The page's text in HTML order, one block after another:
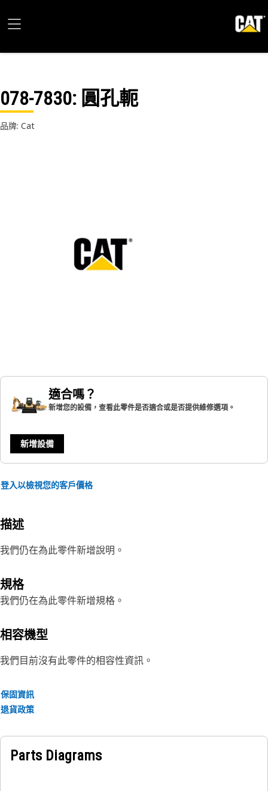
078-7830: 圓孔軛
品牌: Cat
適合嗎？
新增您的設備，查看此零件是否適合或是否提供維修選項。
新增設備
登入以檢視您的客戶價格
描述
我們仍在為此零件新增說明。
規格
我們仍在為此零件新增規格。
相容機型
我們目前沒有此零件的相容性資訊。
保固資訊
退貨政策
Parts Diagrams